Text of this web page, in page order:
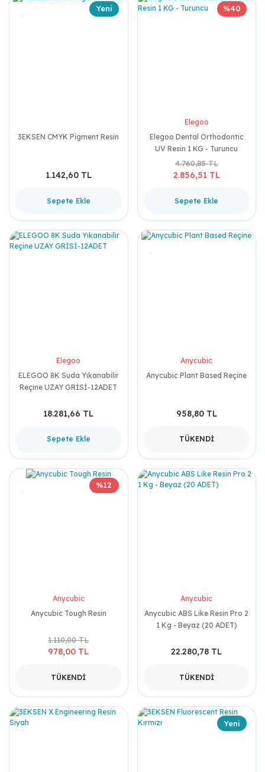
Yeni
3EKSEN CMYK Pigment Resin
1.142,60 TL
Sepete Ekle
%40
Elegoo
Elegoo Dental Orthodontic
UV Resin 1 KG - Turuncu
2.856,51 TL
4.760,85 TL
Sepete Ekle
Elegoo
ELEGOO 8K Suda Yıkanabilir
Reçine UZAY GRİSİ-12ADET
18.281,66 TL
Sepete Ekle
Anycubic
Anycubic Plant Based Reçine
958,80 TL
TÜKENDİ
%12
Anycubic
Anycubic Tough Resin
978,00 TL
1.110,00 TL
TÜKENDİ
Anycubic
Anycubic ABS Like Resin Pro 2
1 Kg - Beyaz (20 ADET)
22.280,78 TL
TÜKENDİ
Yeni